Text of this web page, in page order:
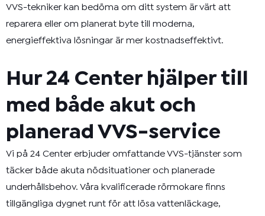
VVS-tekniker kan bedöma om ditt system är värt att
reparera eller om planerat byte till moderna,
energieffektiva lösningar är mer kostnadseffektivt.
Hur 24 Center hjälper till
med både akut och
planerad VVS-service
Vi på 24 Center erbjuder omfattande VVS-tjänster som
täcker både akuta nödsituationer och planerade
underhållsbehov. Våra kvalificerade rörmokare finns
tillgängliga dygnet runt för att lösa vattenläckage,